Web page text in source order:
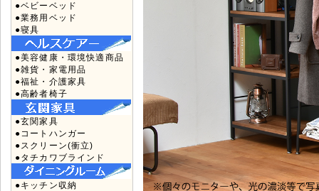
●ベビーベッド
●業務用ベッド
●寝具
●美容健康・環境快適商品
●雑貨・家電用品
●福祉・介護家具
●高齢者椅子
●玄関家具
●コートハンガー
●スクリーン(衝立)
●タチカワブラインド
●キッチン収納